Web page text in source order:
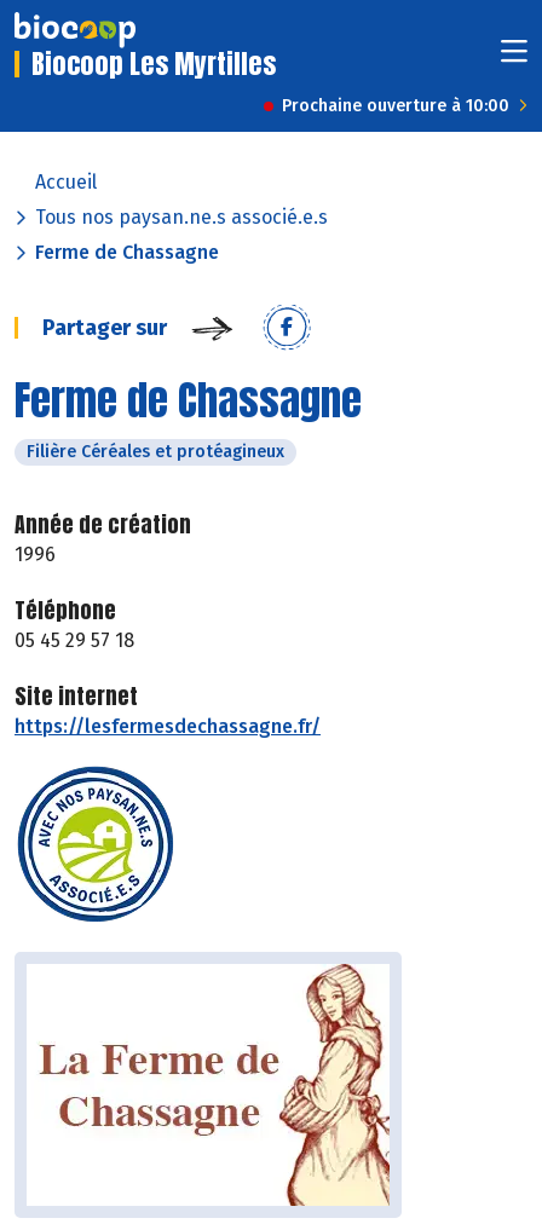
Biocoop Les Myrtilles
Prochaine ouverture à 10:00
Accueil
Tous nos paysan.ne.s associé.e.s
Ferme de Chassagne
Partager sur
Ferme de Chassagne
Filière Céréales et protéagineux
Année de création
1996
Téléphone
05 45 29 57 18
Site internet
https://lesfermesdechassagne.fr/